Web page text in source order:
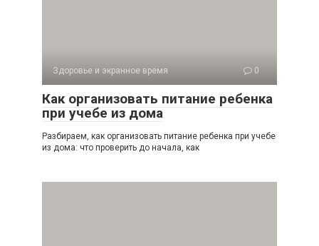
Здоровье и экранное время 0
Как организовать питание ребенка
при учебе из дома
Разбираем, как организовать питание ребенка при учебе
из дома: что проверить до начала, как